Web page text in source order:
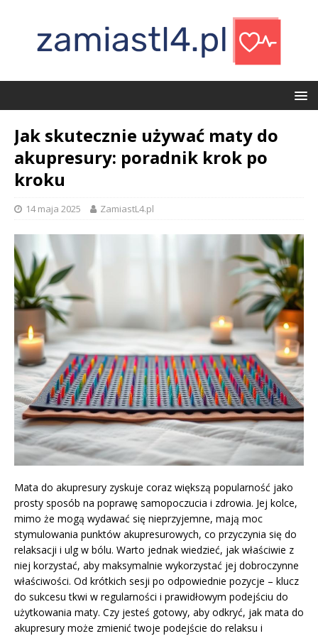
Jak skutecznie używać maty do
akupresury: poradnik krok po
kroku
14 maja 2025 ZamiastL4.pl
Mata do akupresury zyskuje coraz większą popularność jako
prosty sposób na poprawę samopoczucia i zdrowia. Jej kolce,
mimo że mogą wydawać się nieprzyjemne, mają moc
stymulowania punktów akupresurowych, co przyczynia się do
relaksacji i ulg w bólu. Warto jednak wiedzieć, jak właściwie z
niej korzystać, aby maksymalnie wykorzystać jej dobroczynne
właściwości. Od krótkich sesji po odpowiednie pozycje – klucz
do sukcesu tkwi w regularności i prawidłowym podejściu do
użytkowania maty. Czy jesteś gotowy, aby odkryć, jak mata do
akupresury może zmienić twoje podejście do relaksu i